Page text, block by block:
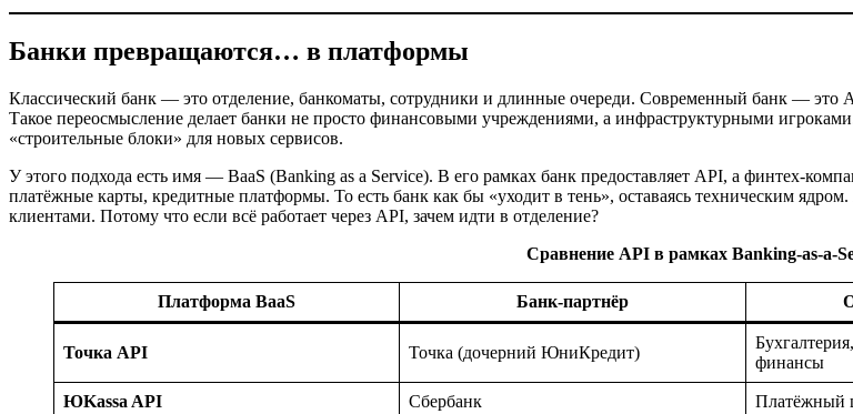
Банки превращаются… в платформы
Классический банк — это отделение, банкоматы, сотрудники и длинные очереди. Современный банк —
Такое переосмысление делает банки не просто финансовыми учреждениями, а инфраструктурными
«строительные блоки» для новых сервисов.
У этого подхода есть имя — BaaS (Banking as a Service). В его рамках банк предоставляет API, а финтех-
платёжные карты, кредитные платформы. То есть банк как бы «уходит в тень», оставаясь техническим
клиентами. Потому что если всё работает через API, зачем идти в отделение?
Сравнение API в рамках Banking-as-a-
Платформа BaaS Банк-партнёр
Точка API Точка (дочерний ЮниКредит)
финансы
ЮKassa API Сбербанк Платёжный